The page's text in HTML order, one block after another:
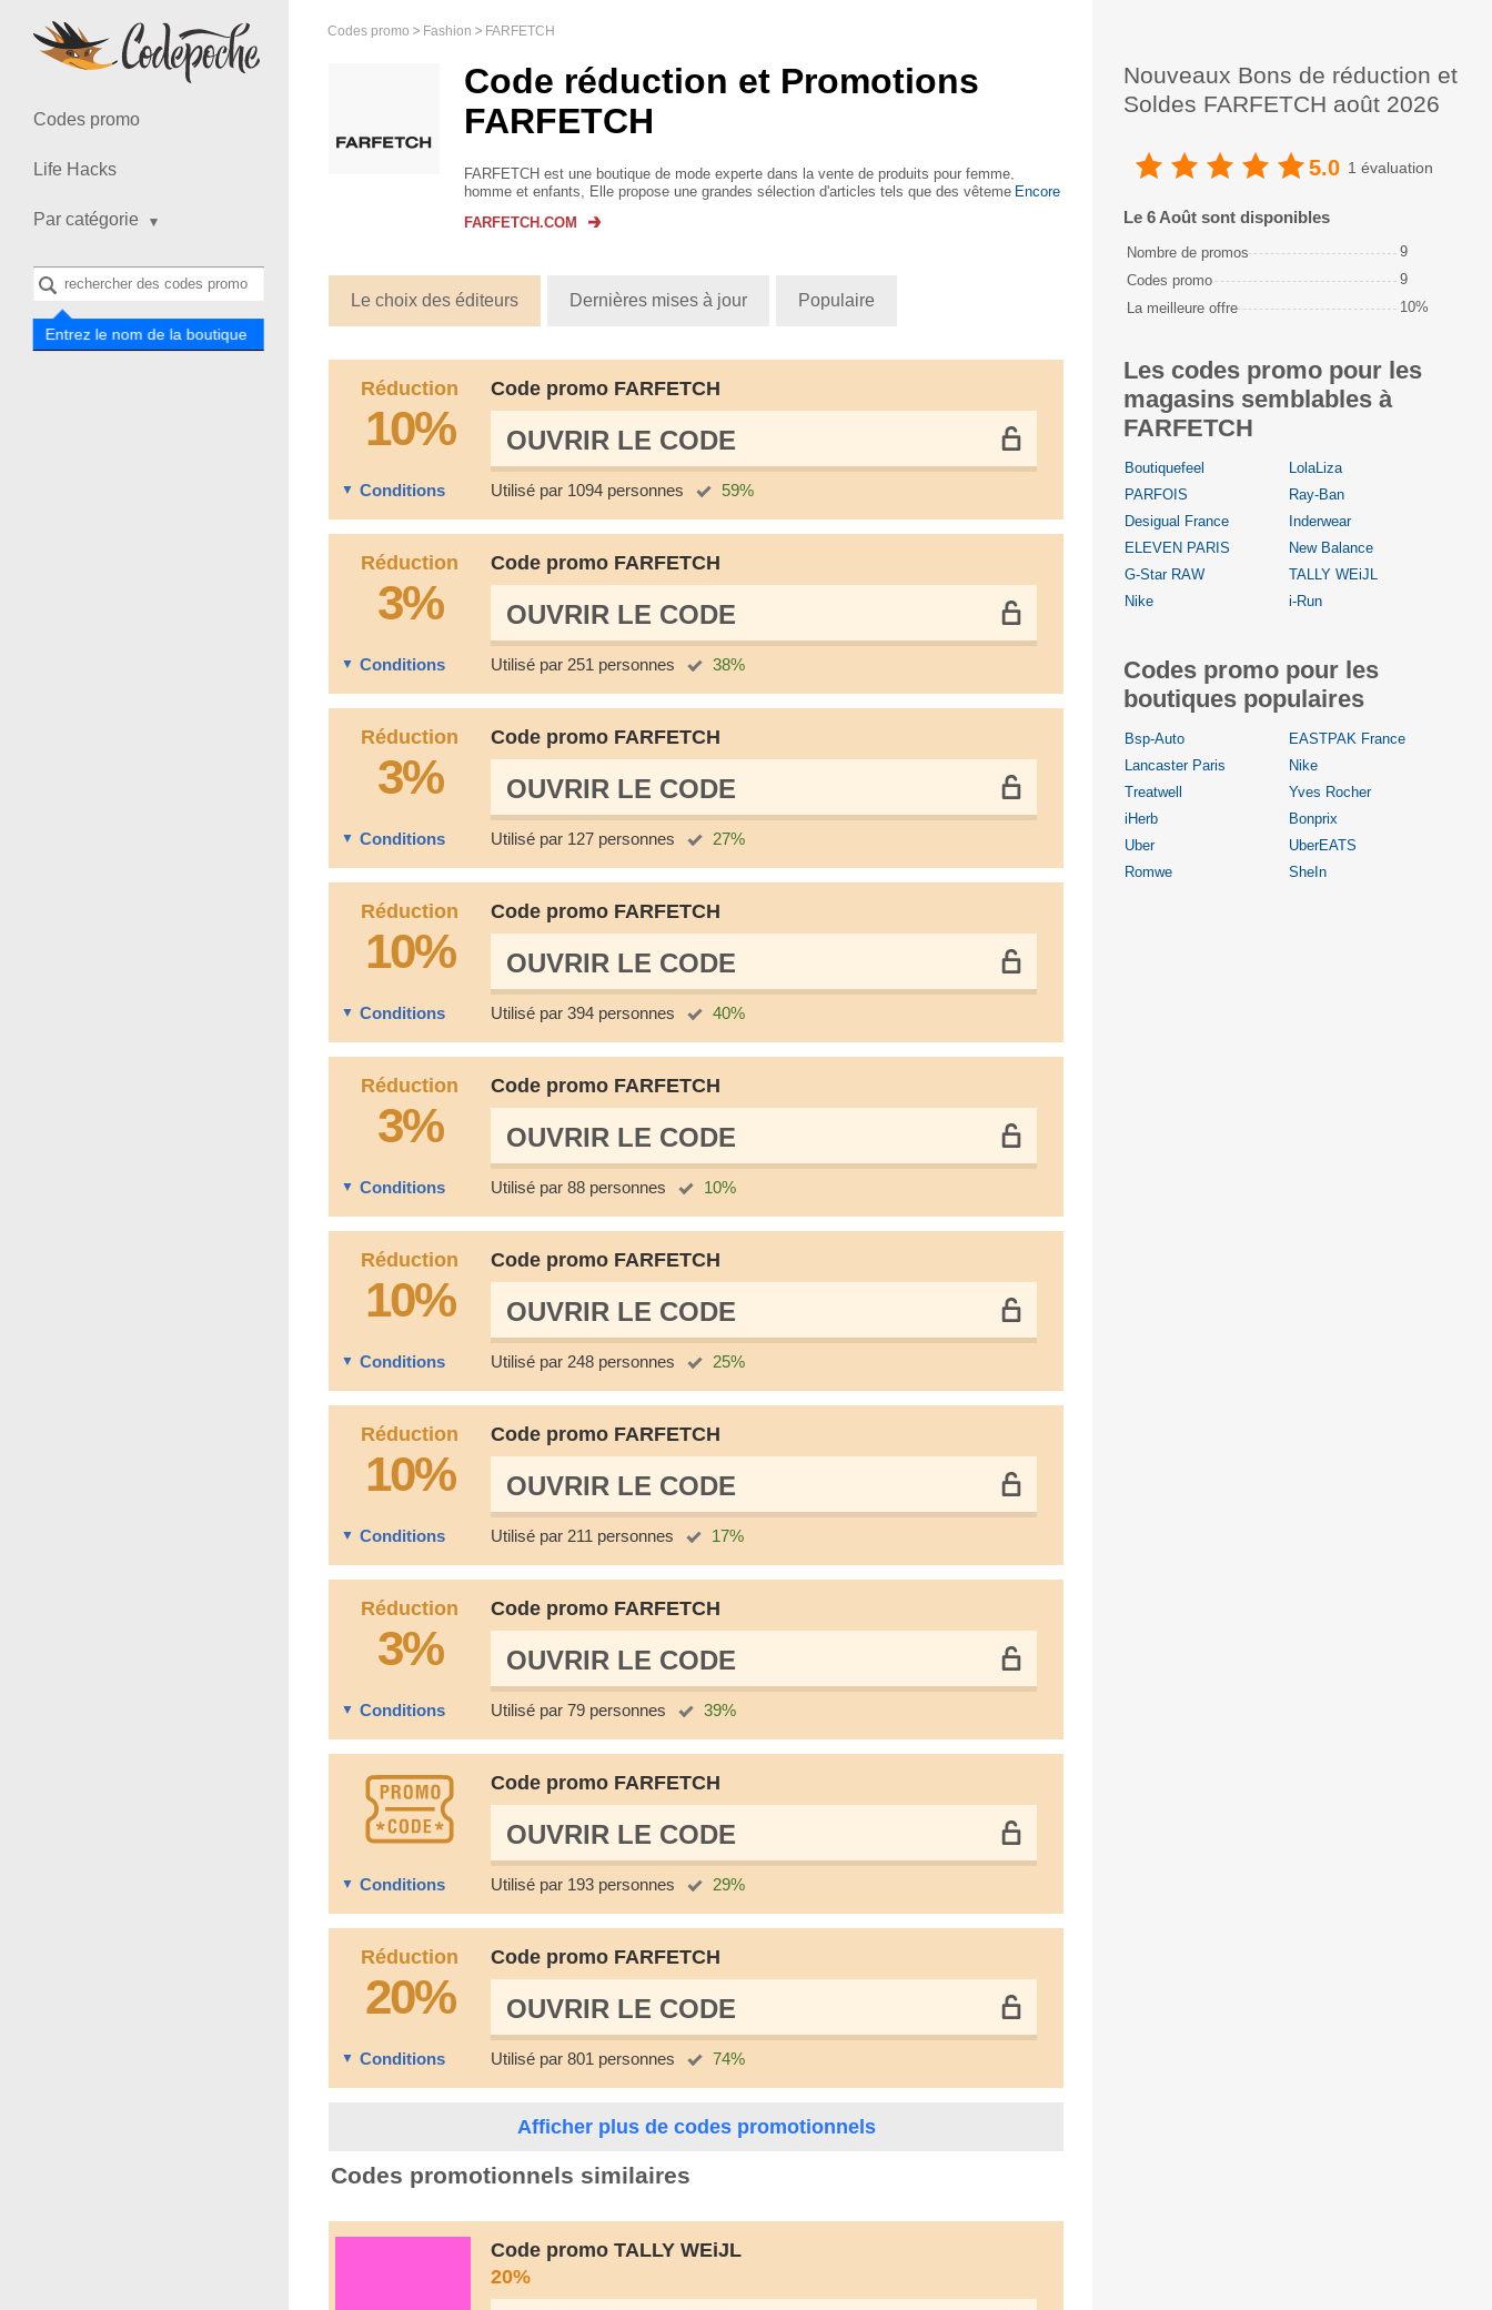
Codes promo
Life Hacks
Par catégorie
Entrez le nom de la boutique
Codes promo Fashion FARFETCH
Code réduction et Promotions
FARFETCH
FARFETCH est une boutique de mode experte dans la vente de produits pour femme,
homme et enfants, Elle propose une grandes sélection d'articles tels que des vêtements,Encore
FARFETCH.COM
Le choix des éditeurs Dernières mises à jour Populaire
Réduction
10%
Code promo FARFETCH
OUVRIR LE СODE
Conditions Utilisé par 1094 personnes 59%
Réduction
3%
Code promo FARFETCH
OUVRIR LE СODE
Conditions Utilisé par 251 personnes 38%
Réduction
3%
Code promo FARFETCH
OUVRIR LE СODE
Conditions Utilisé par 127 personnes 27%
Réduction
10%
Code promo FARFETCH
OUVRIR LE СODE
Conditions Utilisé par 394 personnes 40%
Réduction
3%
Code promo FARFETCH
OUVRIR LE СODE
Conditions Utilisé par 88 personnes 10%
Réduction
10%
Code promo FARFETCH
OUVRIR LE СODE
Conditions Utilisé par 248 personnes 25%
Réduction
10%
Code promo FARFETCH
OUVRIR LE СODE
Conditions Utilisé par 211 personnes 17%
Réduction
3%
Code promo FARFETCH
OUVRIR LE СODE
Conditions Utilisé par 79 personnes 39%
Code promo FARFETCH
OUVRIR LE СODE
Conditions Utilisé par 193 personnes 29%
Réduction
20%
Code promo FARFETCH
OUVRIR LE СODE
Conditions Utilisé par 801 personnes 74%
Afficher plus de codes promotionnels
Codes promotionnels similaires
Code promo TALLY WEiJL
20%
Nouveaux Bons de réduction et
Soldes FARFETCH août 2026
5.0 1 évaluation
Le 6 Août sont disponibles
Nombre de promos
9
Codes promo
9
La meilleure offre
10%
Les codes promo pour les
magasins semblables à
FARFETCH
Boutiquefeel
LolaLiza
PARFOIS
Ray-Ban
Desigual France
Inderwear
ELEVEN PARIS
New Balance
G-Star RAW
TALLY WEiJL
Nike
i-Run
Codes promo pour les
boutiques populaires
Bsp-Auto
EASTPAK France
Lancaster Paris
Nike
Treatwell
Yves Rocher
iHerb
Bonprix
Uber
UberEATS
Romwe
SheIn